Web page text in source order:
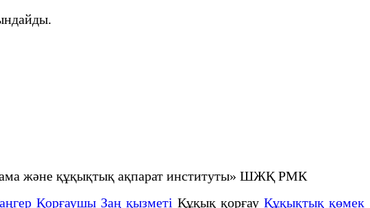
және құқықтық ақпарат институты» ШЖҚ РМК
Қорғаушы Заң қызметі Құқық қорғау Құқықтық қөмек